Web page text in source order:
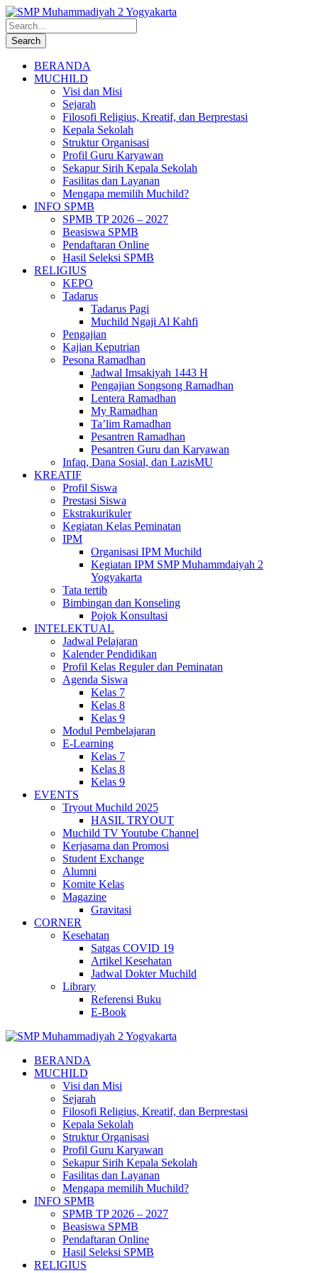
BERANDA
MUCHILD
Visi dan Misi
Sejarah
Filosofi Religius, Kreatif, dan Berprestasi
Kepala Sekolah
Struktur Organisasi
Profil Guru Karyawan
Sekapur Sirih Kepala Sekolah
Fasilitas dan Layanan
Mengapa memilih Muchild?
INFO SPMB
SPMB TP 2026 – 2027
Beasiswa SPMB
Pendaftaran Online
Hasil Seleksi SPMB
RELIGIUS
KEPO
Tadarus
Tadarus Pagi
Muchild Ngaji Al Kahfi
Pengajian
Kajian Keputrian
Pesona Ramadhan
Jadwal Imsakiyah 1443 H
Pengajian Songsong Ramadhan
Lentera Ramadhan
My Ramadhan
Ta’lim Ramadhan
Pesantren Ramadhan
Pesantren Guru dan Karyawan
Infaq, Dana Sosial, dan LazisMU
KREATIF
Profil Siswa
Prestasi Siswa
Ekstrakurikuler
Kegiatan Kelas Peminatan
IPM
Organisasi IPM Muchild
Kegiatan IPM SMP Muhammdaiyah 2
Yogyakarta
Tata tertib
Bimbingan dan Konseling
Pojok Konsultasi
INTELEKTUAL
Jadwal Pelajaran
Kalender Pendidikan
Profil Kelas Reguler dan Peminatan
Agenda Siswa
Kelas 7
Kelas 8
Kelas 9
Modul Pembelajaran
E-Learning
Kelas 7
Kelas 8
Kelas 9
EVENTS
Tryout Muchild 2025
HASIL TRYOUT
Muchild TV Youtube Channel
Kerjasama dan Promosi
Student Exchange
Alumni
Komite Kelas
Magazine
Gravitasi
CORNER
Kesehatan
Satgas COVID 19
Artikel Kesehatan
Jadwal Dokter Muchild
Library
Referensi Buku
E-Book
BERANDA
MUCHILD
Visi dan Misi
Sejarah
Filosofi Religius, Kreatif, dan Berprestasi
Kepala Sekolah
Struktur Organisasi
Profil Guru Karyawan
Sekapur Sirih Kepala Sekolah
Fasilitas dan Layanan
Mengapa memilih Muchild?
INFO SPMB
SPMB TP 2026 – 2027
Beasiswa SPMB
Pendaftaran Online
Hasil Seleksi SPMB
RELIGIUS